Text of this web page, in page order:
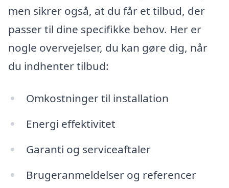
men sikrer også, at du får et tilbud, der
passer til dine specifikke behov. Her er
nogle overvejelser, du kan gøre dig, når
du indhenter tilbud:
Omkostninger til installation
Energi effektivitet
Garanti og serviceaftaler
Brugeranmeldelser og referencer